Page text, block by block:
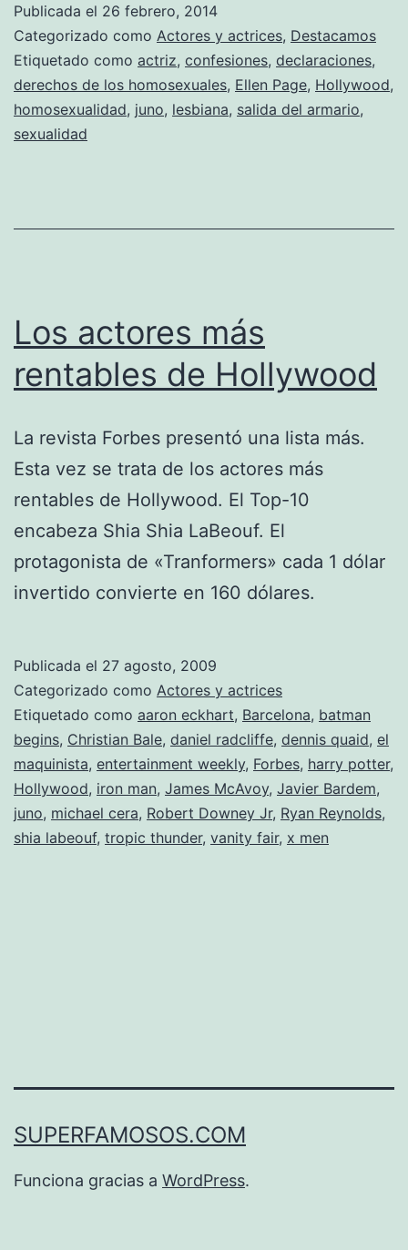
Publicada el 26 febrero, 2014
Categorizado como Actores y actrices, Destacamos
Etiquetado como actriz, confesiones, declaraciones,
derechos de los homosexuales, Ellen Page, Hollywood,
homosexualidad, juno, lesbiana, salida del armario,
sexualidad
Los actores más
rentables de Hollywood
La revista Forbes presentó una lista más.
Esta vez se trata de los actores más
rentables de Hollywood. El Top-10
encabeza Shia Shia LaBeouf. El
protagonista de «Tranformers» cada 1 dólar
invertido convierte en 160 dólares.
Publicada el 27 agosto, 2009
Categorizado como Actores y actrices
Etiquetado como aaron eckhart, Barcelona, batman
begins, Christian Bale, daniel radcliffe, dennis quaid, el
maquinista, entertainment weekly, Forbes, harry potter,
Hollywood, iron man, James McAvoy, Javier Bardem,
juno, michael cera, Robert Downey Jr, Ryan Reynolds,
shia labeouf, tropic thunder, vanity fair, x men
SUPERFAMOSOS.COM
Funciona gracias a WordPress.